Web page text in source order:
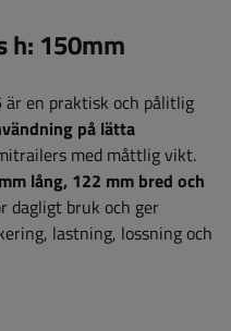
h: 150mm
är en praktisk och pålitlig
på lätta
med måttlig vikt.
lång, 122 mm bred och
dagligt bruk och ger
lastning, lossning och